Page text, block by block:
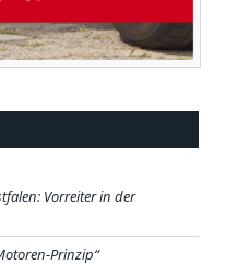
Vorreiter in der
Prinzip